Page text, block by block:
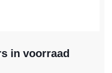
in voorraad